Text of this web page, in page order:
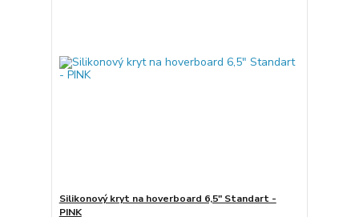
Silikonový kryt na hoverboard 6,5" Standart -
PINK